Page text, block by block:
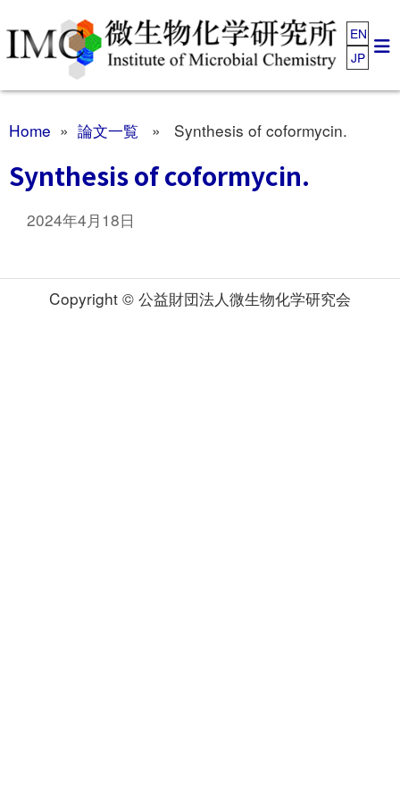
EN
JP
Home » 論文一覧 » Synthesis of coformycin.
Synthesis of coformycin.
2024年4月18日
Copyright © 公益財団法人微生物化学研究会